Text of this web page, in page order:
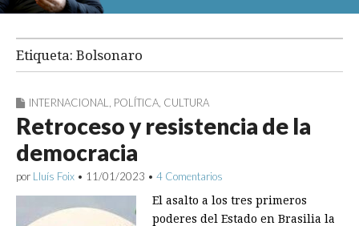
Etiqueta: Bolsonaro
INTERNACIONAL POLÍTICA CULTURA
Retroceso y resistencia de la
democracia
por Lluís Foix • 11/01/2023 • 4 Comentarios
El asalto a los tres primeros
poderes del Estado en Brasilia la